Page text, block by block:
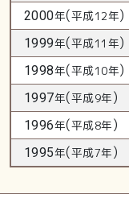
2000年(平成12年)
1999年(平成11年)
1998年(平成10年)
1997年(平成9年)
1996年(平成8年)
1995年(平成7年)